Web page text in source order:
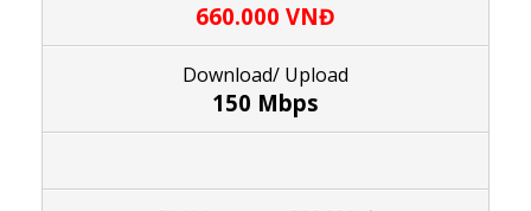
660.000 VNĐ
Download/ Upload
150 Mbps